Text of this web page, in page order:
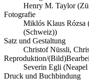
Henry M. Taylor
Fotografie
Miklós Klaus Rózsa
(Schweiz))
Satz und Gestaltung
Christof Nüssli,
Reproduktion/
Severin Egli
Druck und Buchbindung